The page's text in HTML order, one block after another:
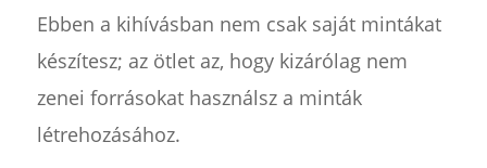
Ebben a kihívásban nem csak saját mintákat
készítesz; az ötlet az, hogy kizárólag nem
zenei forrásokat használsz a minták
létrehozásához.